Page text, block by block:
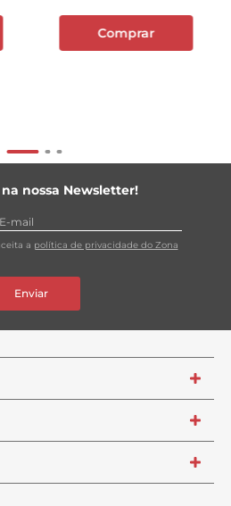
Comprar
nossa Newsletter!
a política de privacidade do Zona
Enviar
+
+
+